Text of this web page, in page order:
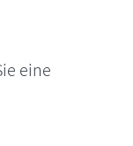
eine